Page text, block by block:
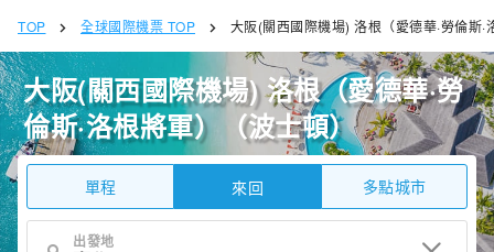
TOP 全球國際機票 TOP 大阪(關西國際機場) 洛根（愛德華·勞倫斯
大阪(關西國際機場) 洛根（愛德華·勞
倫斯·洛根將軍）（波士頓）
單程 來回 多點城市
出發地